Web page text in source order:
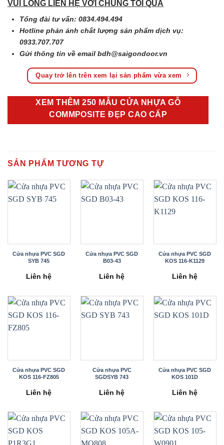
VUI LÒNG LIÊN HỆ VỚI CHÚNG TÔI QUA
Tổng đài tư vấn: 0834.494.494
Hotline phản ánh chất lượng sản phẩm dịch vụ:
0933.707.707
Gửi thông tin về emailbdh@saigondoor.vn
Quay trở lên trên xem lại sản phẩm vừa xem
XEM THÊM 250 MẪU CỬA NHỰA GỖ
COMMPOSITE ĐẸP CAO CẤP
SẢN PHẨM TƯƠNG TỰ
Cửa nhựa PVC SGD
SYB 745
Liên hệ
Cửa nhựa PVC SGD
B03-43
Liên hệ
Cửa nhựa PVC SGD
KOS 116-K1129
Liên hệ
Cửa nhựa PVC SGD
KOS 116-FZ805
Liên hệ
Cửa nhựa PVC
SGDSYB 743
Liên hệ
Cửa nhựa PVC SGD
KOS 101D
Liên hệ